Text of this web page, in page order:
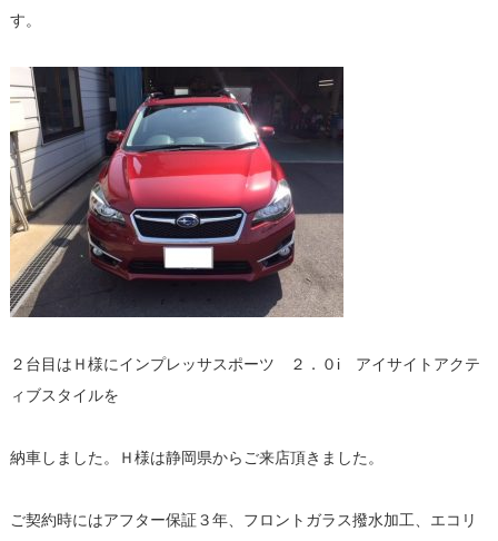
す。
２台目はＨ様にインプレッサスポーツ ２．０i アイサイトアクテ
ィブスタイルを
納車しました。Ｈ様は静岡県からご来店頂きました。
ご契約時にはアフター保証３年、フロントガラス撥水加工、エコリ